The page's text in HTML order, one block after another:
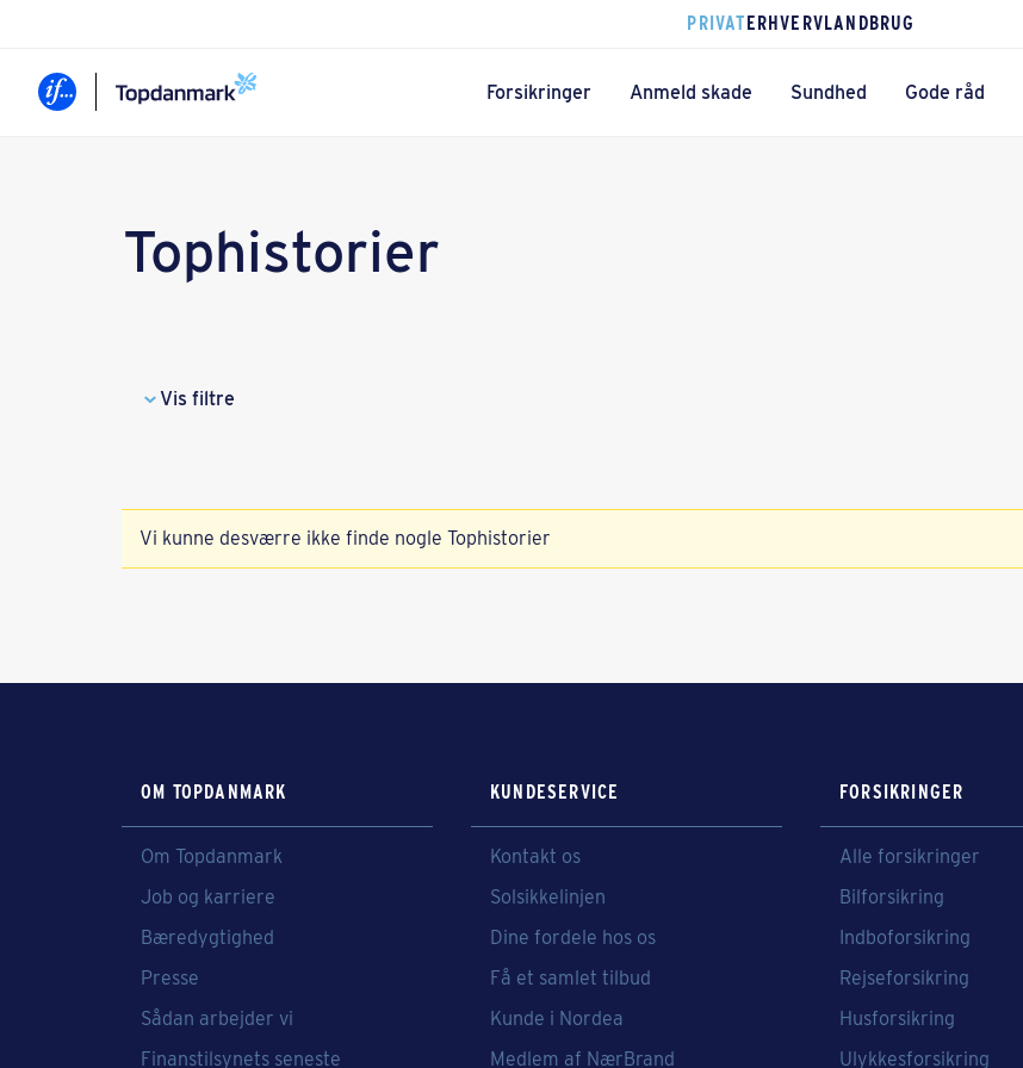
PRIVATERHVERVLANDBRUG
Forsikringer Anmeld skade Sundhed Gode råd
Tophistorier
Vis filtre
Vi kunne desværre ikke finde nogle Tophistorier
OM TOPDANMARK
Om Topdanmark
Job og karriere
Bæredygtighed
Presse
Sådan arbejder vi
Finanstilsynets seneste
KUNDESERVICE
Kontakt os
Solsikkelinjen
Dine fordele hos os
Få et samlet tilbud
Kunde i Nordea
Medlem af NærBrand
FORSIKRINGER
Alle forsikringer
Bilforsikring
Indboforsikring
Rejseforsikring
Husforsikring
Ulykkesforsikring